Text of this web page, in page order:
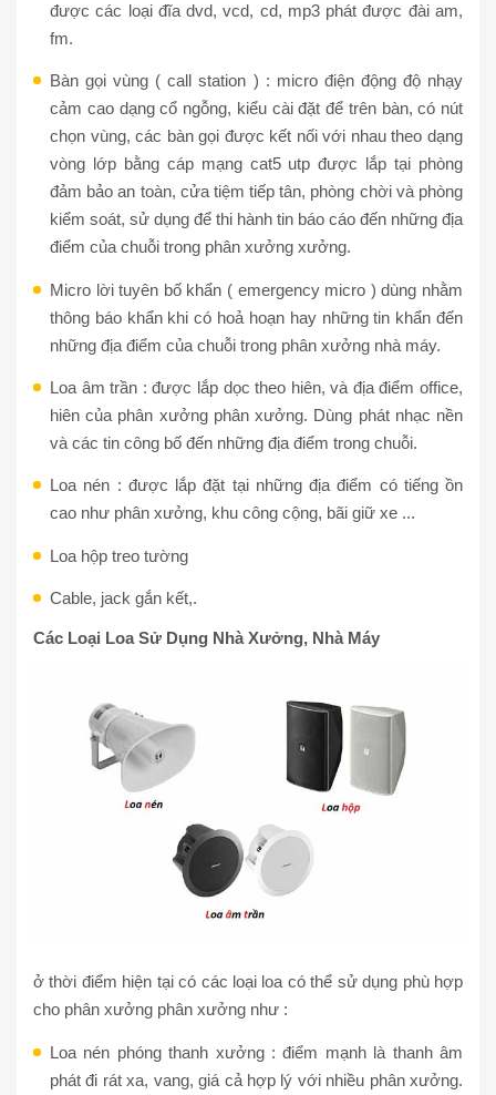
được các loại đĩa dvd, vcd, cd, mp3 phát được đài am,
fm.
Bàn gọi vùng ( call station ) : micro điện động độ nhạy
cảm cao dạng cổ ngỗng, kiểu cài đặt để trên bàn, có nút
chọn vùng, các bàn gọi được kết nối với nhau theo dạng
vòng lớp bằng cáp mạng cat5 utp được lắp tại phòng
đảm bảo an toàn, cửa tiệm tiếp tân, phòng chời và phòng
kiểm soát, sử dụng để thi hành tin báo cáo đến những địa
điểm của chuỗi trong phân xưởng xưởng.
Micro lời tuyên bố khẩn ( emergency micro ) dùng nhằm
thông báo khẩn khi có hoả hoạn hay những tin khẩn đến
những địa điểm của chuỗi trong phân xưởng nhà máy.
Loa âm trần : được lắp dọc theo hiên, và địa điểm office,
hiên của phân xưởng phân xưởng. Dùng phát nhạc nền
và các tin công bố đến những địa điểm trong chuỗi.
Loa nén : được lắp đặt tại những địa điểm có tiếng ồn
cao như phân xưởng, khu công cộng, bãi giữ xe ...
Loa hộp treo tường
Cable, jack gắn kết,.
Các Loại Loa Sử Dụng Nhà Xưởng, Nhà Máy
ở thời điểm hiện tại có các loại loa có thể sử dụng phù hợp
cho phân xưởng phân xưởng như :
Loa nén phóng thanh xưởng : điểm mạnh là thanh âm
phát đi rát xa, vang, giá cả hợp lý với nhiều phân xưởng.